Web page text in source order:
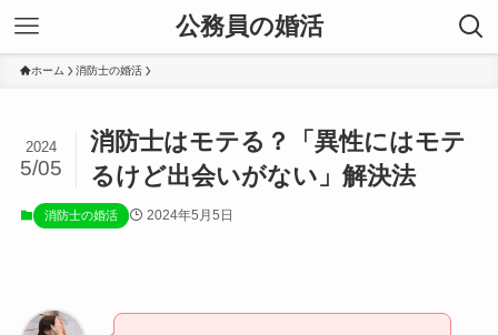
公務員の婚活
ホーム 消防士の婚活
消防士はモテる？「異性にはモテ
るけど出会いがない」解決法
2024
5/05
消防士の婚活 2024年5月5日